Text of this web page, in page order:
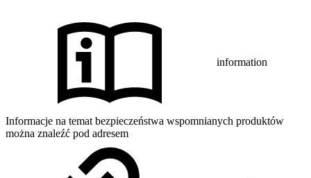
information
Informacje na temat bezpieczeństwa wspomnianych produktów
można znaleźć pod adresem